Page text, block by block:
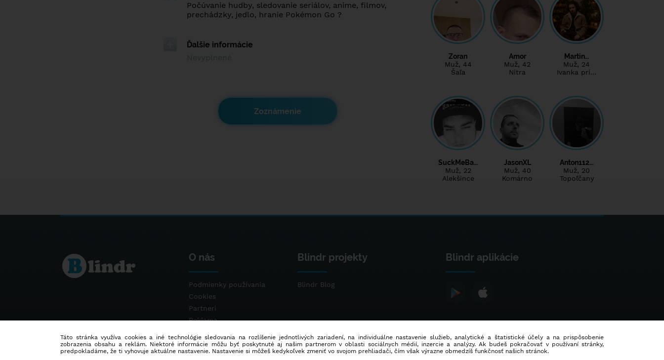
Počúvanie hudby, sledovanie seriálov, anime, filmov,
prechádzky, jedlo, hranie Pokémon Go ?
Ďalšie informácie
Zoznámenie
Zoran
Muž, 44
Šaľa
Amor
Muž, 42
Nitra
Martin…
Muž, 24
Ivanka pri…
SuckMeBa…
Muž, 22
Alekšince
JasonXL
Muž, 40
Komárno
Anton112…
Muž, 20
Topoľčany
O nás
Podmienky používania
Cookies
Partneri
Reklama
Blindr projekty
Blindr Blog
Blindr aplikácie
Táto stránka využíva cookies a iné technológie sledovania na rozlíšenie jednotlivých zariadení, na individuálne nastavenie služieb, analytické a štatistické účely a na prispôsobenie
zobrazenia obsahu a reklám. Niektoré informácie môžu byť poskytnuté aj našim partnerom v oblasti sociálnych médií, inzercie a analýzy. Ak budeš pokračovať v používaní stránky,
predpokladáme, že ti vyhovuje aktuálne nastavenie. Nastavenie si môžeš kedykoľvek zmeniť vo svojom prehliadači, čím však výrazne obmedzíš funkčnosť našich stránok.